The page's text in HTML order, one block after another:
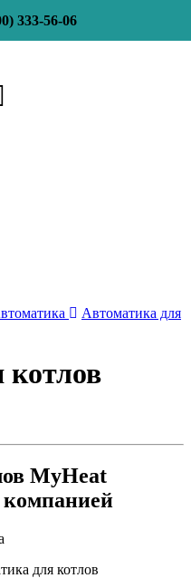
333-56-06
Автоматика для
котлов
MyHeat
для котлов